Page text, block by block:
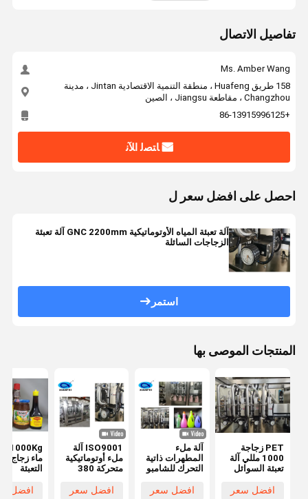
تفاصيل الاتصال
Ms. Amber Wang
158 طريق Huafeng ، منطقة التنمية الاقتصادية Jintan ، مدينة
Changzhou ، مقاطعة Jiangsu ، الصين
+86-13915996125
ﺎﺘﺼﻟ ﺍﻶﻧ
احصل على افضل سعر ل
آلة تعبئة المياه الأوتوماتيكية GNC 2200mm آلة تعبئة
الزجاجات السائلة
استمر
المنتجات الموصى بها
PET زجاجة
1000 مللي آلة
تعبئة السوائل
SUS316L آلة
افضل سعر
آلة ملء
المطهرات ذاتية
التحرك للشامبو
افضل سعر
ISO9001 آلة
ملء أوتوماتيكية
متحركة 380
افضل سعر
ماء زجاج
التعبئة
صلصة
افضل